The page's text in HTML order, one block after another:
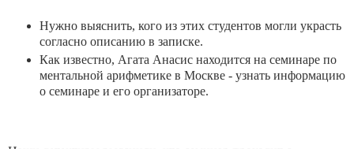
Нужно выяснить, кого из этих студентов могли украсть
согласно описанию в записке.
Как известно, Агата Анасис находится на семинаре по
ментальной арифметике в Москве - узнать информацию
о семинаре и его организаторе.